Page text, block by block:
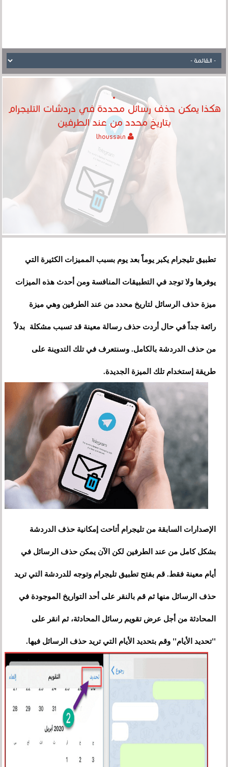
هكذا يمكن حذف رسائل محددة في دردشات التليجرام
بتاريخ محدد من عند الطرفين
تطبيق تليجرام يكبر يوماً بعد يوم بسبب المميزات الكثيرة التي
يوفرها ولا توجد في التطبيقات المنافسة ومن أحدث هذه الميزات
ميزة حذف الرسائل لتاريخ محدد من عند الطرفين وهي ميزة
رائعة جداً في حال أردت حذف رسالة معينة قد تسبب مشكلة بدلاً
من حذف الدردشة بالكامل. وسنتعرف في تلك التدوينة على
طريقة إستخدام تلك الميزة الجديدة.
الإصدارات السابقة من تليجرام أتاحت إمكانية حذف الدردشة
بشكل كامل من عند الطرفين لكن الآن يمكن حذف الرسائل في
أيام معينة فقط. قم بفتح تطبيق تليجرام وتوجه للدردشة التي تريد
حذف الرسائل منها ثم قم بالنقر على أحد التواريخ الموجودة في
المحادثة من أجل عرض تقويم رسائل المحادثة، ثم انقر على
"تحديد الأيام" وقم بتحديد الأيام التي تريد حذف الرسائل فيها.